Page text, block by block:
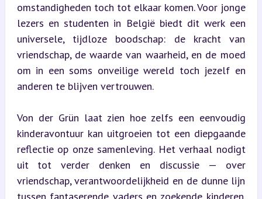
omstandigheden toch tot elkaar komen. Voor jonge
lezers en studenten in België biedt dit werk een
universele, tijdloze boodschap: de kracht van
vriendschap, de waarde van waarheid, en de moed
om in een soms onveilige wereld toch jezelf en
anderen te blijven vertrouwen.
Von der Grün laat zien hoe zelfs een eenvoudig
kinderavontuur kan uitgroeien tot een diepgaande
reflectie op onze samenleving. Het verhaal nodigt
uit tot verder denken en discussie — over
vriendschap, verantwoordelijkheid en de dunne lijn